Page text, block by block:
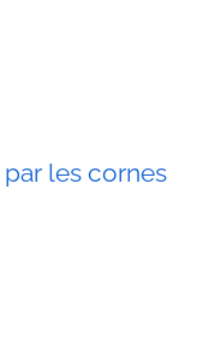
les cornes